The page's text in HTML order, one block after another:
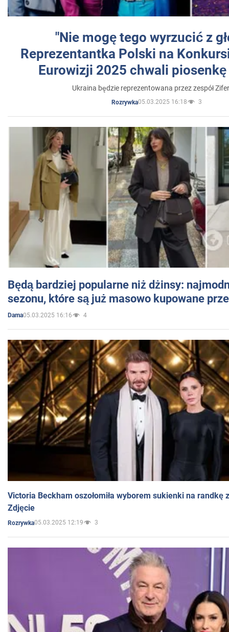
"Nie mogę tego wyrzucić z
Reprezentantka Polski na
Eurowizji 2025 chwali
Ukraina będzie reprezentowana przez zespół
Rozrywka05.03.2025 16:18 3
Będą bardziej popularne niż dżinsy:
sezonu, które są już masowo kupowane
Dama05.03.2025 16:16 4
Victoria Beckham oszołomiła wyborem sukienki na randkę
Zdjęcie
Rozrywka05.03.2025 12:19 3